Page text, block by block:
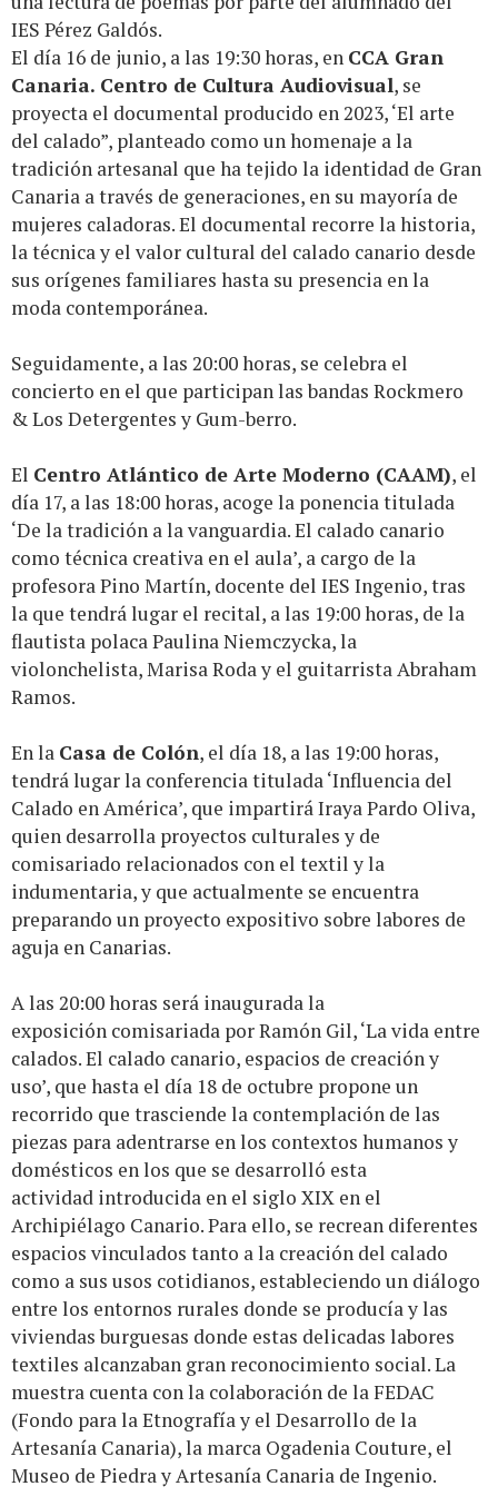
IES Pérez Galdós.
El día 16 de junio, a las 19:30 horas, en CCA Gran
Canaria. Centro de Cultura Audiovisual, se
proyecta el documental producido en 2023, ‘El arte
del calado”, planteado como un homenaje a la
tradición artesanal que ha tejido la identidad de Gran
Canaria a través de generaciones, en su mayoría de
mujeres caladoras. El documental recorre la historia,
la técnica y el valor cultural del calado canario desde
sus orígenes familiares hasta su presencia en la
moda contemporánea.
Seguidamente, a las 20:00 horas, se celebra el
concierto en el que participan las bandas Rockmero
& Los Detergentes y Gum-berro.
El Centro Atlántico de Arte Moderno (CAAM), el
día 17, a las 18:00 horas, acoge la ponencia titulada
‘De la tradición a la vanguardia. El calado canario
como técnica creativa en el aula’, a cargo de la
profesora Pino Martín, docente del IES Ingenio, tras
la que tendrá lugar el recital, a las 19:00 horas, de la
flautista polaca Paulina Niemczycka, la
violonchelista, Marisa Roda y el guitarrista Abraham
Ramos.
En la Casa de Colón, el día 18, a las 19:00 horas,
tendrá lugar la conferencia titulada ‘Influencia del
Calado en América’, que impartirá Iraya Pardo Oliva,
quien desarrolla proyectos culturales y de
comisariado relacionados con el textil y la
indumentaria, y que actualmente se encuentra
preparando un proyecto expositivo sobre labores de
aguja en Canarias.
A las 20:00 horas será inaugurada la
exposición comisariada por Ramón Gil, ‘La vida entre
calados. El calado canario, espacios de creación y
uso’, que hasta el día 18 de octubre propone un
recorrido que trasciende la contemplación de las
piezas para adentrarse en los contextos humanos y
domésticos en los que se desarrolló esta
actividad introducida en el siglo XIX en el
Archipiélago Canario. Para ello, se recrean diferentes
espacios vinculados tanto a la creación del calado
como a sus usos cotidianos, estableciendo un diálogo
entre los entornos rurales donde se producía y las
viviendas burguesas donde estas delicadas labores
textiles alcanzaban gran reconocimiento social. La
muestra cuenta con la colaboración de la FEDAC
(Fondo para la Etnografía y el Desarrollo de la
Artesanía Canaria), la marca Ogadenia Couture, el
Museo de Piedra y Artesanía Canaria de Ingenio.